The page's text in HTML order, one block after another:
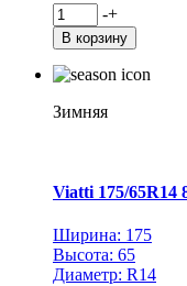
Количество
товара
Viatti
245/70R16
Bosco
TL
-+
В корзину
Зимняя
Viatti 175/
Ширина: 175
Высота: 65
Диаметр: R14